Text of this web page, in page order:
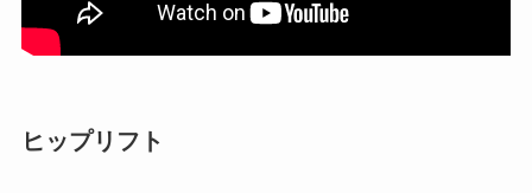
ヒップリフト